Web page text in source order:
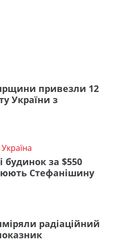
привезли 12
України з
Україна
будинок за $550
Стефанішину
радіаційний